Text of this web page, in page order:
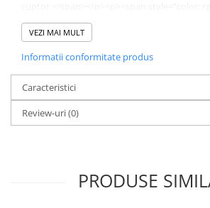
cerne bine umorul, se masoara cu grija
apoi se adauga un batranel incontrolabil,
<p><span style="color: rgb(30, 31, 33);">Iar la
</span></p><p><span style="color: rgb(30,
Descoperiti voi in aceasta
<p><span style="color: rgb(30, 31, 33);">Va
</span></p><p><span style="color: rgb(30,
<p><span style="color: rgb(30, 31, 33);"> </
VEZI MAI MULT
Informatii conformitate produs
Caracteristici
Review-uri(0)
PRODUSE